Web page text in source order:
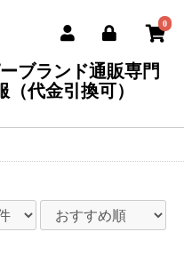
0
ブランド通販専門
代金引換可）